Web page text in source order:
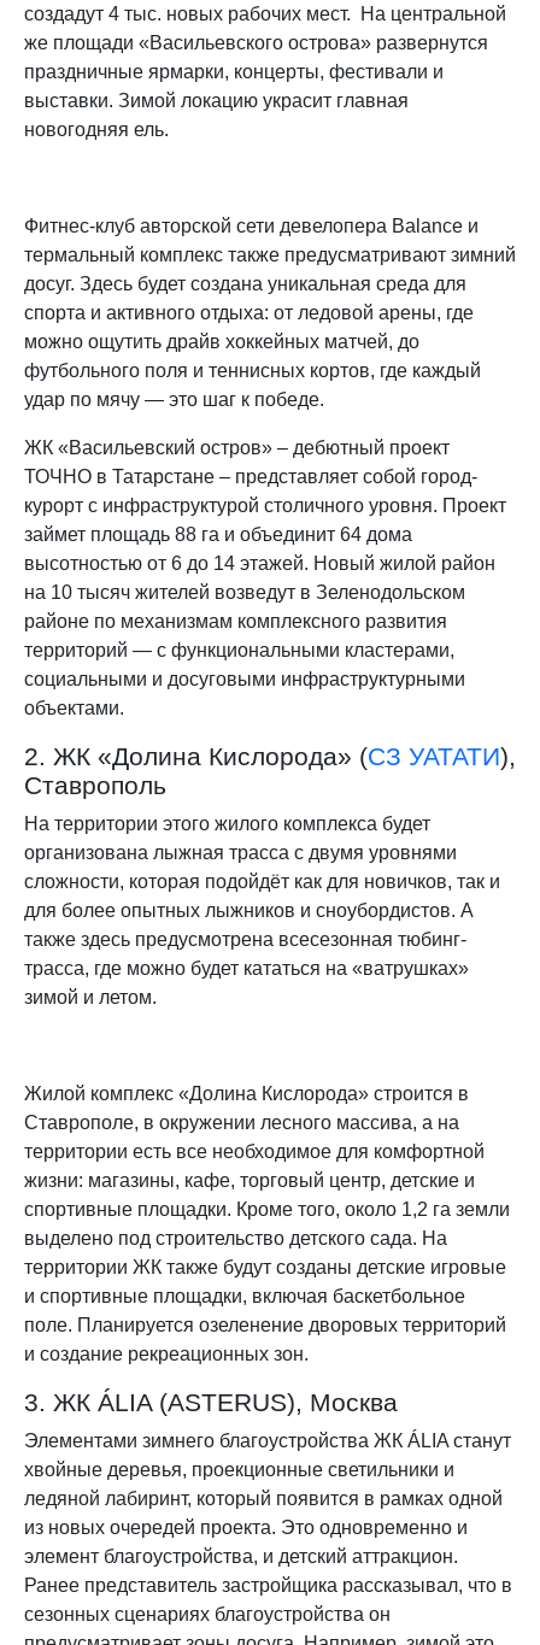
создадут 4 тыс. новых рабочих мест. На центральной
же площади «Васильевского острова» развернутся
праздничные ярмарки, концерты, фестивали и
выставки. Зимой локацию украсит главная
новогодняя ель.
Фитнес-клуб авторской сети девелопера Balance и
термальный комплекс также предусматривают зимний
досуг. Здесь будет создана уникальная среда для
спорта и активного отдыха: от ледовой арены, где
можно ощутить драйв хоккейных матчей, до
футбольного поля и теннисных кортов, где каждый
удар по мячу — это шаг к победе.
ЖК «Васильевский остров» – дебютный проект
ТОЧНО в Татарстане – представляет собой город-
курорт с инфраструктурой столичного уровня. Проект
займет площадь 88 га и объединит 64 дома
высотностью от 6 до 14 этажей. Новый жилой район
на 10 тысяч жителей возведут в Зеленодольском
районе по механизмам комплексного развития
территорий — с функциональными кластерами,
социальными и досуговыми инфраструктурными
объектами.
2. ЖК «Долина Кислорода» (СЗ УАТАТИ),
Ставрополь
На территории этого жилого комплекса будет
организована лыжная трасса с двумя уровнями
сложности, которая подойдёт как для новичков, так и
для более опытных лыжников и сноубордистов. А
также здесь предусмотрена всесезонная тюбинг-
трасса, где можно будет кататься на «ватрушках»
зимой и летом.
Жилой комплекс «Долина Кислорода» строится в
Ставрополе, в окружении лесного массива, а на
территории есть все необходимое для комфортной
жизни: магазины, кафе, торговый центр, детские и
спортивные площадки. Кроме того, около 1,2 га земли
выделено под строительство детского сада. На
территории ЖК также будут созданы детские игровые
и спортивные площадки, включая баскетбольное
поле. Планируется озеленение дворовых территорий
и создание рекреационных зон.
3. ЖК ÁLIA (ASTERUS), Москва
Элементами зимнего благоустройства ЖК ÁLIA станут
хвойные деревья, проекционные светильники и
ледяной лабиринт, который появится в рамках одной
из новых очередей проекта. Это одновременно и
элемент благоустройства, и детский аттракцион.
Ранее представитель застройщика рассказывал, что в
сезонных сценариях благоустройства он